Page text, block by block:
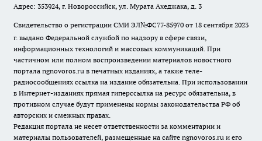
Адрес: 353924, г. Новороссийск, ул. Мурата Ахеджака, д. 3
Свидетельство о регистрации СМИ ЭЛ№ФС77-85970 от 18 сентября 2023
г. выдано Федеральной службой по надзору в сфере связи,
информационных технологий и массовых коммуникаций. При
частичном или полном воспроизведении материалов новостного
портала ngnovoros.ru в печатных изданиях, а также теле-
радиосообщениях ссылка на издание обязательна. При использовании
в Интернет-изданиях прямая гиперссылка на ресурс обязательна, в
противном случае будут применены нормы законодательства РФ об
авторских и смежных правах.
Редакция портала не несет ответственности за комментарии и
материалы пользователей, размещенные на сайте ngnovoros.ru и его